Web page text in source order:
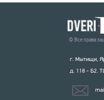
© Все права
г. Мытищи,
д. 118 - Б2.